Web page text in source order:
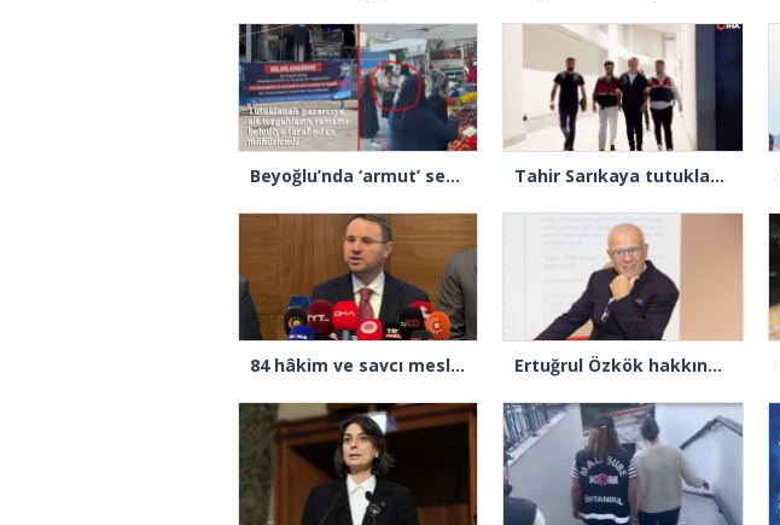
Beyoğlu’nda ‘armut’ seçme tartışmasında müşterinin başına kalas fırlatan pazarcı tutuklandı Tahir Sarıkaya tutuklandı
84 hâkim ve savcı meslekten çıkarıldı Ertuğrul Özkök hakkında re’sen soruşturma başlatıldı